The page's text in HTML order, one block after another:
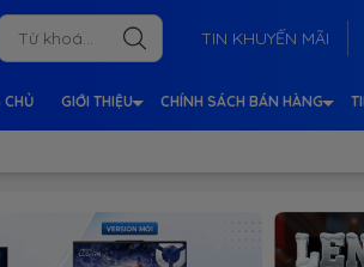
TIN KHUYẾN MÃI
CHỦ GIỚI THIỆU CHÍNH SÁCH BÁN HÀNG